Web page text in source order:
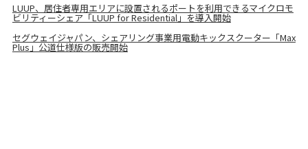
LUUP、居住者専用エリアに設置されるポートを利用できるマイクロモ
ビリティーシェア「LUUP for Residential」を導入開始
セグウェイジャパン、シェアリング事業用電動キックスクーター「Max
Plus」公道仕様版の販売開始